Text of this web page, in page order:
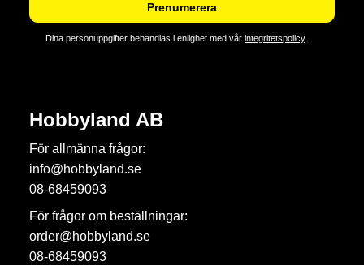
Prenumerera
Dina personuppgifter behandlas i enlighet med vår integritetspolicy.
Hobbyland AB
För allmänna frågor:
info@hobbyland.se
08-68459093
För frågor om beställningar:
order@hobbyland.se
08-68459093